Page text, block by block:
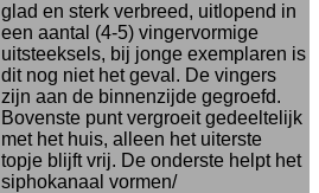
glad en sterk verbreed, uitlopend in
een aantal (4-5) vingervormige
uitsteeksels, bij jonge exemplaren is
dit nog niet het geval. De vingers
zijn aan de binnenzijde gegroefd.
Bovenste punt vergroeit gedeeltelijk
met het huis, alleen het uiterste
topje blijft vrij. De onderste helpt het
siphokanaal vormen/